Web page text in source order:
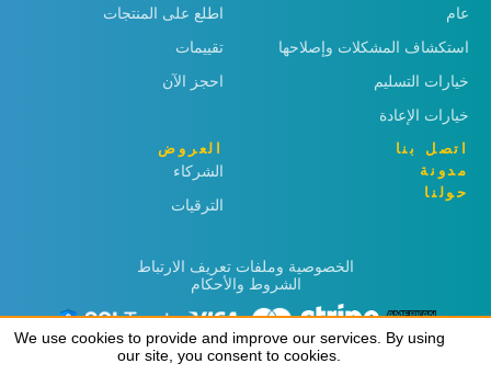
اطلع على المنتجات
تقييمات
احجز الآن
عام
استكشاف المشكلات وإصلاحها
خيارات التسليم
خيارات الإعادة
العروض
الشركاء
الترقيات
اتصل بنا
مدونة
حولنا
الخصوصية وملفات تعريف الارتباط
الشروط والأحكام
We use cookies to provide and improve our services. By using
our site, you consent to cookies.
We use cookies to provide and improve our services. By using
our site, you consent to cookies.